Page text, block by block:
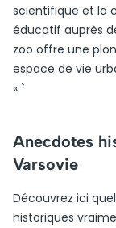
scientifique et la
éducatif auprès
zoo offre une
espace de vie
« `
Anecdotes
Varsovie
Découvrez ici
historiques